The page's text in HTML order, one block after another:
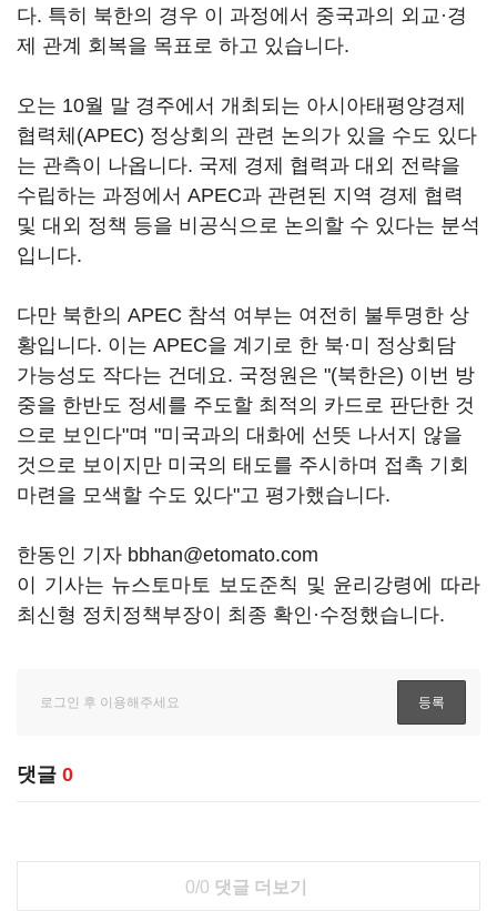
다. 특히 북한의 경우 이 과정에서 중국과의 외교·경
제 관계 회복을 목표로 하고 있습니다.
오는 10월 말 경주에서 개최되는 아시아태평양경제
협력체(APEC) 정상회의 관련 논의가 있을 수도 있다
는 관측이 나옵니다. 국제 경제 협력과 대외 전략을
수립하는 과정에서 APEC과 관련된 지역 경제 협력
및 대외 정책 등을 비공식으로 논의할 수 있다는 분석
입니다.
다만 북한의 APEC 참석 여부는 여전히 불투명한 상
황입니다. 이는 APEC을 계기로 한 북·미 정상회담
가능성도 작다는 건데요. 국정원은 "(북한은) 이번 방
중을 한반도 정세를 주도할 최적의 카드로 판단한 것
으로 보인다"며 "미국과의 대화에 선뜻 나서지 않을
것으로 보이지만 미국의 태도를 주시하며 접촉 기회
마련을 모색할 수도 있다"고 평가했습니다.
한동인 기자 bbhan@etomato.com
이 기사는 뉴스토마토 보도준칙 및 윤리강령에 따라
최신형 정치정책부장이 최종 확인·수정했습니다.
댓글 0
0/0 댓글 더보기